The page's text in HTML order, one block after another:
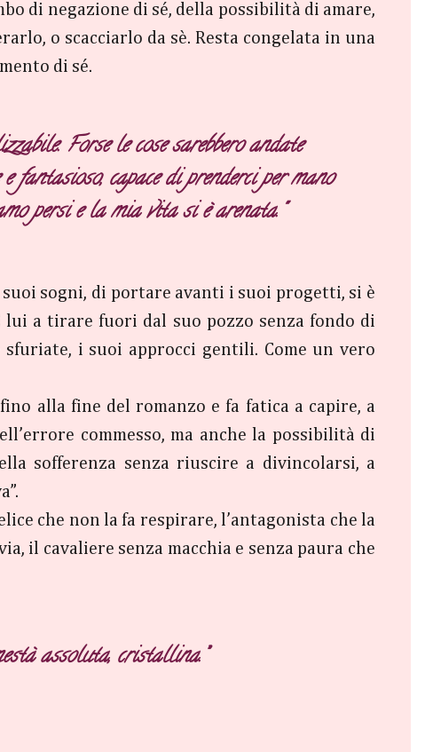
di negazione di sé, della possibilità di amare,
o scacciarlo da sè. Resta congelata in una
di sé.
Forse le cose sarebbero andate
capace di prenderci per mano
persi e la mia vita si è arenata."
sogni, di portare avanti i suoi progetti, si è
lui a tirare fuori dal suo pozzo senza fondo di
i suoi approcci gentili. Come un vero
alla fine del romanzo e fa fatica a capire, a
commesso, ma anche la possibilità di
sofferenza senza riuscire a divincolarsi, a
che non la fa respirare, l’antagonista che la
il cavaliere senza macchia e senza paura che
assoluta, cristallina.”